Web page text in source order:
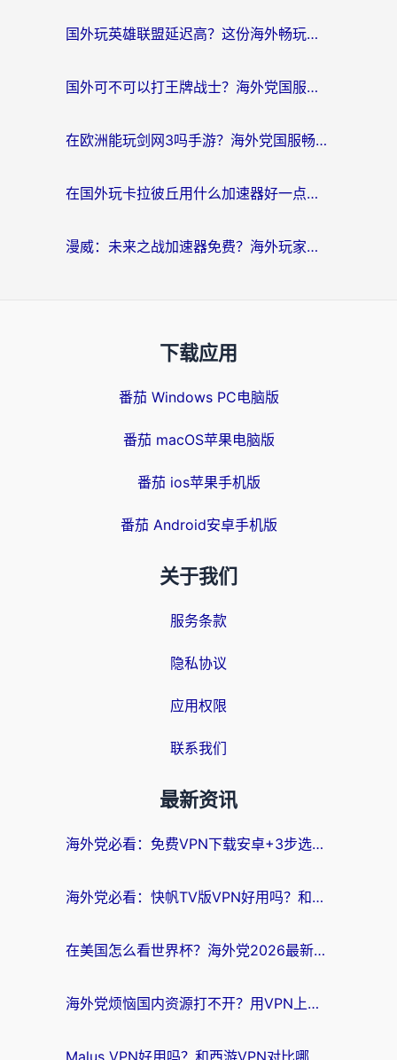
国外玩英雄联盟延迟高？这份海外畅玩国服游戏的加速器终极指南帮你搞定
国外可不可以打王牌战士？海外党国服游戏加速终极指南（附3款热门游戏实测）
在欧洲能玩剑网3吗手游？海外党国服畅玩终极攻略（附三大热门游戏解决方案）
在国外玩卡拉彼丘用什么加速器好一点？海外党亲测有效的国服游戏加速指南
漫威：未来之战加速器免费？海外玩家国服畅玩终极指南（附一梦江湖弈剑行解决方案）
下载应用
番茄 Windows PC电脑版
番茄 macOS苹果电脑版
番茄 ios苹果手机版
番茄 Android安卓手机版
关于我们
服务条款
隐私协议
应用权限
联系我们
最新资讯
海外党必看：免费VPN下载安卓+3步选对国外到国内加速器，无缝刷国内资源
海外党必看：快帆TV版VPN好用吗？和斧牛手游VPN对比哪个回国效果更好？附电脑翻墙回国实用技巧
在美国怎么看世界杯？海外党2026最新回国加速器指南：从影音到游戏全搞定
海外党烦恼国内资源打不开？用VPN上海节点+这几点，轻松搞定回国加速！